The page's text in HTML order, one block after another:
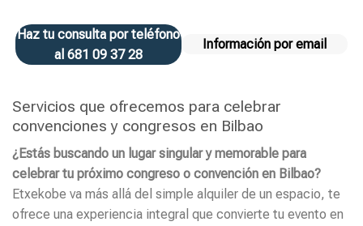
Haz tu consulta por teléfono
al 681 09 37 28
Información por email
Servicios que ofrecemos para celebrar
convenciones y congresos en Bilbao
¿Estás buscando un lugar singular y memorable para
celebrar tu próximo congreso o convención en Bilbao?
Etxekobe va más allá del simple alquiler de un espacio, te
ofrece una experiencia integral que convierte tu evento en